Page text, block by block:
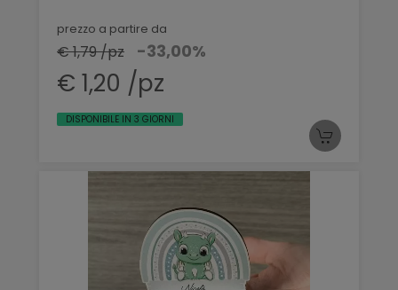
prezzo a partire da
€ 1,79 /pz -33,00%
€ 1,20 /pz
DISPONIBILE IN 3 GIORNI